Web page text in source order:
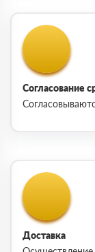
Согласование
Доставка